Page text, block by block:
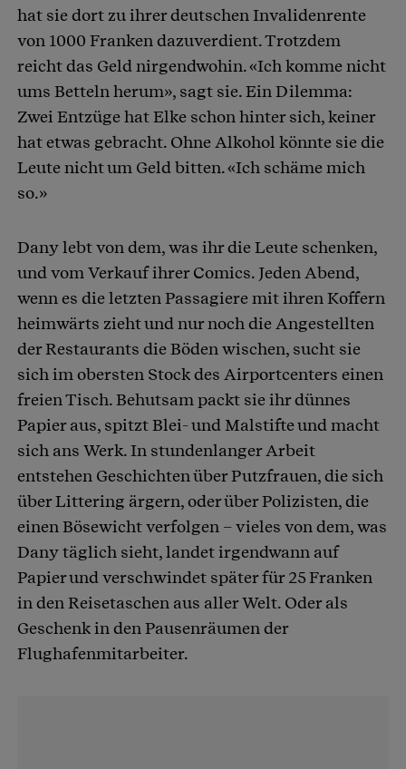
hat sie dort zu ihrer deutschen Invalidenrente
von 1000 Franken dazuverdient. Trotzdem
reicht das Geld nirgendwohin. «Ich komme nicht
ums Betteln herum», sagt sie. Ein Dilemma:
Zwei Entzüge hat Elke schon hinter sich, keiner
hat etwas gebracht. Ohne Alkohol könnte sie die
Leute nicht um Geld bitten. «Ich schäme mich
so.»
Dany lebt von dem, was ihr die Leute schenken,
und vom Verkauf ihrer Comics. Jeden Abend,
wenn es die letzten Passagiere mit ihren Koffern
heimwärts zieht und nur noch die Angestellten
der Restaurants die Böden wischen, sucht sie
sich im obersten Stock des Airportcenters einen
freien Tisch. Behutsam packt sie ihr dünnes
Papier aus, spitzt Blei- und Malstifte und macht
sich ans Werk. In stundenlanger Arbeit
entstehen Geschichten über Putzfrauen, die sich
über Littering ärgern, oder über Polizisten, die
einen Bösewicht verfolgen – vieles von dem, was
Dany täglich sieht, landet irgendwann auf
Papier und verschwindet später für 25 Franken
in den Reisetaschen aus aller Welt. Oder als
Geschenk in den Pausenräumen der
Flughafenmitarbeiter.